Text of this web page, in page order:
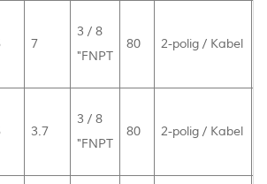
7
3 / 8
"FNPT
80 2-polig / Kabel
3.7
3 / 8
"FNPT
80 2-polig / Kabel